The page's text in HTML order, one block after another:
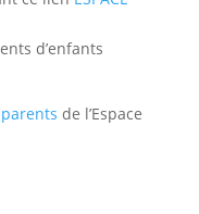
d’enfants
de l’Espace